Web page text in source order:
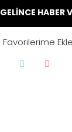
GELİNCE HABER